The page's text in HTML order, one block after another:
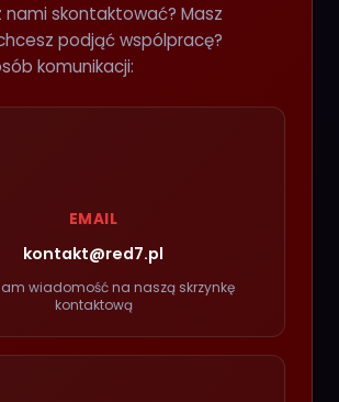
nami skontaktować? Masz
podjąć wspólpracę?
komunikacji:
EMAIL
kontakt@red7.pl
wiadomość na naszą skrzynkę
kontaktową